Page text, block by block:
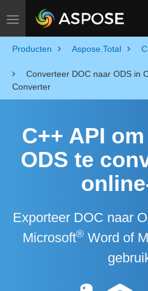
Toggle navigation
Producten Aspose.Total
Converteer DOC naar ODS in
Converter
C++ API
ODS te
Exporteer DOC naar
Microsoft® Word of